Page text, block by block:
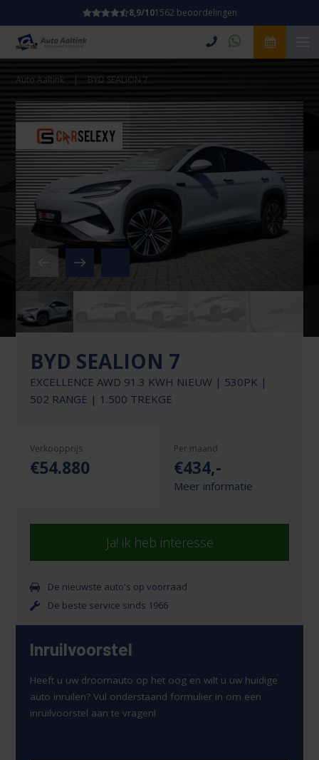
8,9/101562 beoordelingen
Auto Aaltink | BYD SEALION 7
BYD SEALION 7
EXCELLENCE AWD 91.3 KWH NIEUW | 530PK |
502 RANGE | 1.500 TREKGE
Verkoopprijs
€54.880
Per maand
€434,-
Meer informatie
Ja! ik heb interesse
De nieuwste auto's op voorraad
De beste service sinds 1966
Inruilvoorstel
Heeft u uw droomauto op het oog en wilt u uw huidige
auto inruilen? Vul onderstaand formulier in om een
inruilvoorstel aan te vragen!